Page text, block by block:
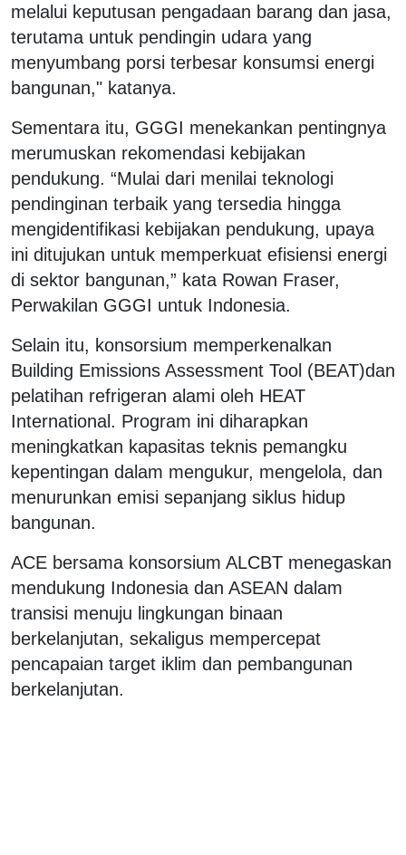
melalui keputusan pengadaan barang dan jasa,
terutama untuk pendingin udara yang
menyumbang porsi terbesar konsumsi energi
bangunan," katanya.
Sementara itu, GGGI menekankan pentingnya
merumuskan rekomendasi kebijakan
pendukung. “Mulai dari menilai teknologi
pendinginan terbaik yang tersedia hingga
mengidentifikasi kebijakan pendukung, upaya
ini ditujukan untuk memperkuat efisiensi energi
di sektor bangunan,” kata Rowan Fraser,
Perwakilan GGGI untuk Indonesia.
Selain itu, konsorsium memperkenalkan
Building Emissions Assessment Tool (BEAT)dan
pelatihan refrigeran alami oleh HEAT
International. Program ini diharapkan
meningkatkan kapasitas teknis pemangku
kepentingan dalam mengukur, mengelola, dan
menurunkan emisi sepanjang siklus hidup
bangunan.
ACE bersama konsorsium ALCBT menegaskan
mendukung Indonesia dan ASEAN dalam
transisi menuju lingkungan binaan
berkelanjutan, sekaligus mempercepat
pencapaian target iklim dan pembangunan
berkelanjutan.